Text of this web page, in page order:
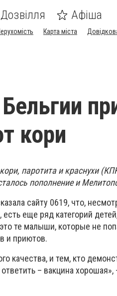
Дозвілля Афіша
Карта міста
кори
паротита и краснухи
пополнение и
сайту 0619, что,
еще ряд категорий
те малыши, которые не
и приютов.
качества, и тем, кто
– вакцина хорошая»,